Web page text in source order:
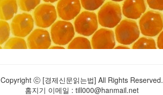
Copyright ⓒ [경제신문읽는법] All Rights Reserved.
홈지기 이메일 : till000@hanmail.net